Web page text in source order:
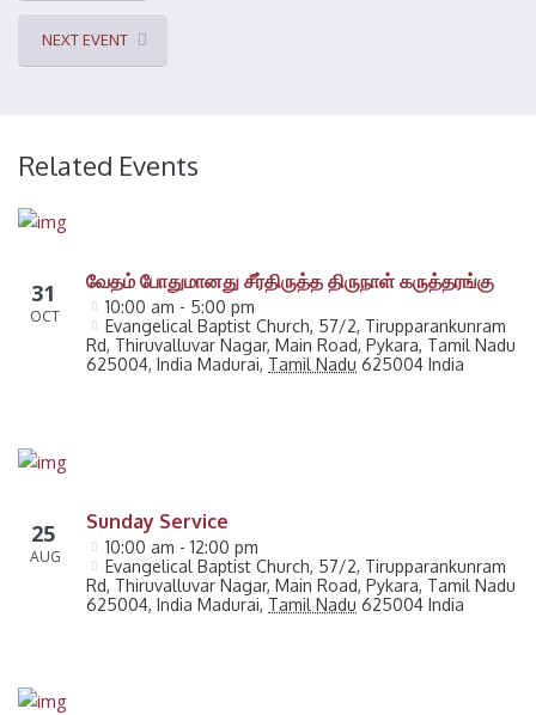
NEXT EVENT
Related Events
31
OCT
வேதம் போதுமானது சீர்திருத்த திருநாள் கருத்தரங்கு
10:00 am - 5:00 pm
Evangelical Baptist Church, 57/2, Tirupparankunram
Rd, Thiruvalluvar Nagar, Main Road, Pykara, Tamil Nadu
625004, India Madurai, Tamil Nadu 625004 India
25
AUG
Sunday Service
10:00 am - 12:00 pm
Evangelical Baptist Church, 57/2, Tirupparankunram
Rd, Thiruvalluvar Nagar, Main Road, Pykara, Tamil Nadu
625004, India Madurai, Tamil Nadu 625004 India